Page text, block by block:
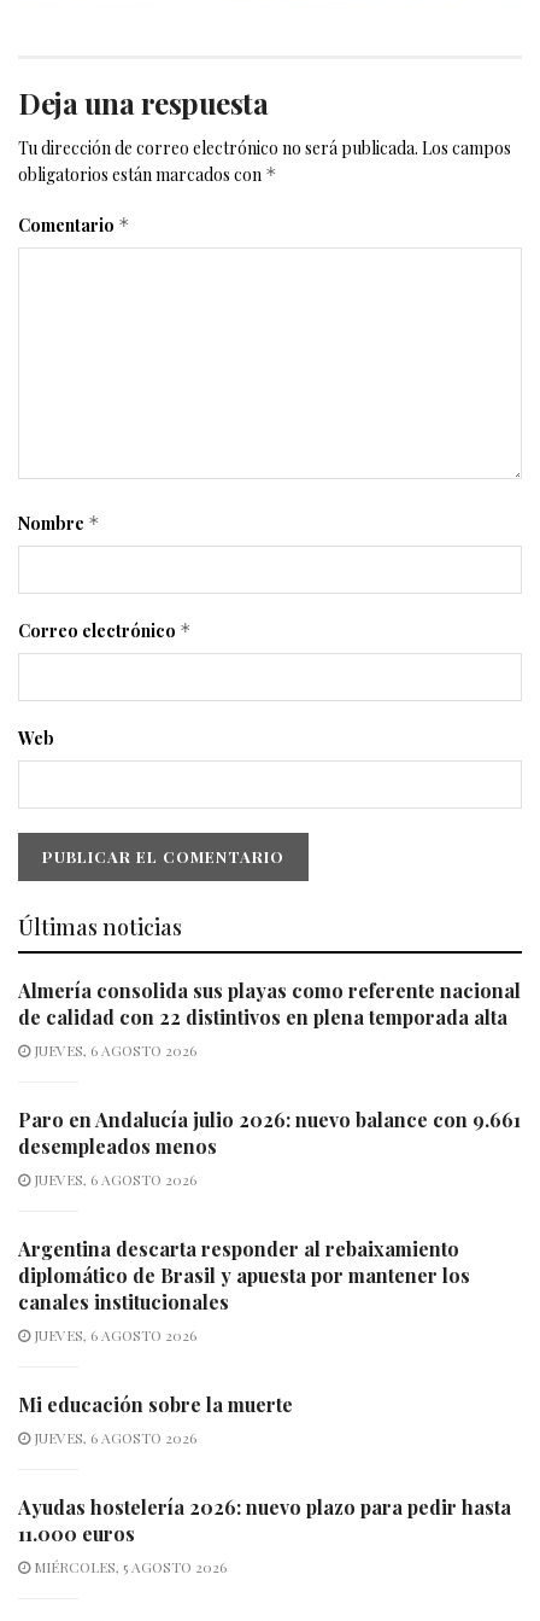
Deja una respuesta
Tu dirección de correo electrónico no será publicada. Los campos
obligatorios están marcados con *
Comentario *
Nombre *
Correo electrónico *
Web
Últimas noticias
Almería consolida sus playas como referente nacional
de calidad con 22 distintivos en plena temporada alta
JUEVES, 6 AGOSTO 2026
Paro en Andalucía julio 2026: nuevo balance con 9.661
desempleados menos
JUEVES, 6 AGOSTO 2026
Argentina descarta responder al rebaixamiento
diplomático de Brasil y apuesta por mantener los
canales institucionales
JUEVES, 6 AGOSTO 2026
Mi educación sobre la muerte
JUEVES, 6 AGOSTO 2026
Ayudas hostelería 2026: nuevo plazo para pedir hasta
11.000 euros
MIÉRCOLES, 5 AGOSTO 2026